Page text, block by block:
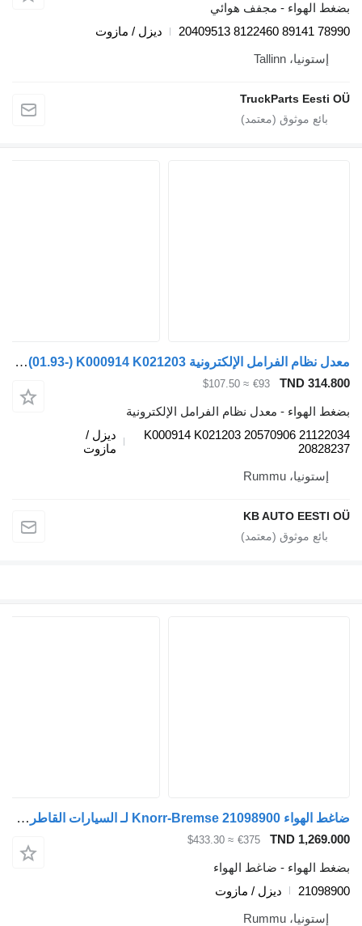
الهواء - مجفف هوائي
ديزل / مازوت
إستونيا، Tallinn
TruckParts
معدل نظام الفرامل الإلكترونية Knorr-Bremse FH16 (01.93-) K000914 K021203 لـ السيارات القاطرة Volvo FH12, FH16, NH12, FH, VNL780 (1993-2014)
TND
€93
≈ $107.50
الهواء - معدل نظام الفرامل الإلكترونية
K000914 K021203 20570906
ديزل /
مازوت
إستونيا، Rummu
KB AUTO
ضاغط الهواء Knorr-Bremse 21098900 لـ السيارات القاطرة Volvo FH12, FH16, NH12, FH, VNL780 (1993-2014)
TND
€375
≈ $433.30
الهواء - ضاغط الهواء
ديزل / مازوت
إستونيا، Rummu